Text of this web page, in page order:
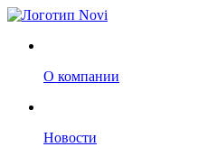
О компании
Новости